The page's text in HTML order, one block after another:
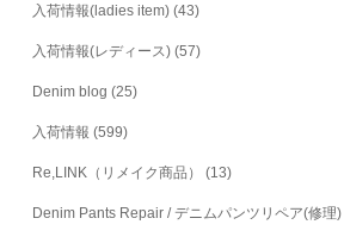
入荷情報(ladies item) (43)
入荷情報(レディース) (57)
Denim blog (25)
入荷情報 (599)
Re,LINK（リメイク商品） (13)
Denim Pants Repair / デニムパンツリペア(修理)